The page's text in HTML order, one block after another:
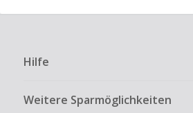
Hilfe
Weitere Sparmöglichkeiten